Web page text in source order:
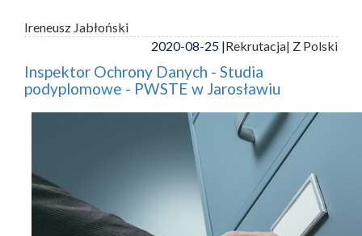
Ireneusz Jabłoński
2020-08-25 |Rekrutacja| Z Polski
Inspektor Ochrony Danych - Studia
podyplomowe - PWSTE w Jarosławiu